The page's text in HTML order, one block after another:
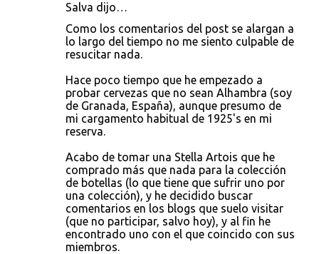
Salva dijo…
Como los comentarios del post se alargan a
lo largo del tiempo no me siento culpable de
resucitar nada.
Hace poco tiempo que he empezado a
probar cervezas que no sean Alhambra (soy
de Granada, España), aunque presumo de
mi cargamento habitual de 1925's en mi
reserva.
Acabo de tomar una Stella Artois que he
comprado más que nada para la colección
de botellas (lo que tiene que sufrir uno por
una colección), y he decidido buscar
comentarios en los blogs que suelo visitar
(que no participar, salvo hoy), y al fin he
encontrado uno con el que coincido con sus
miembros.